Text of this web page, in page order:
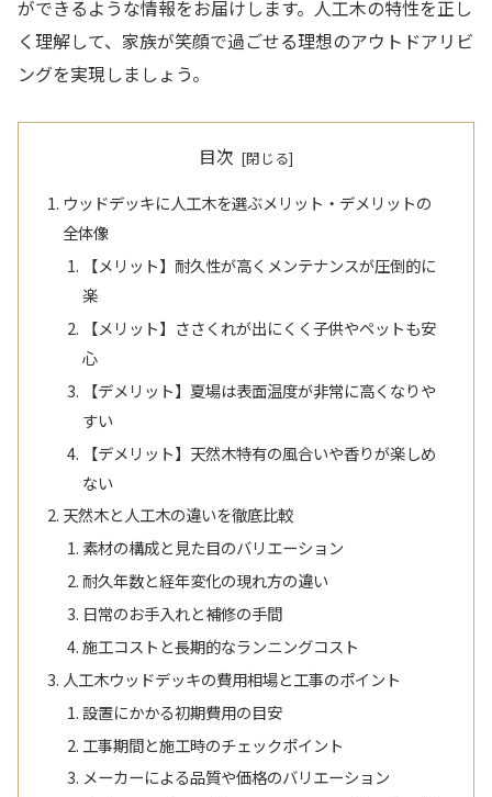
ができるような情報をお届けします。人工木の特性を正し
く理解して、家族が笑顔で過ごせる理想のアウトドアリビ
ングを実現しましょう。
目次
ウッドデッキに人工木を選ぶメリット・デメリットの
全体像
【メリット】耐久性が高くメンテナンスが圧倒的に
楽
【メリット】ささくれが出にくく子供やペットも安
心
【デメリット】夏場は表面温度が非常に高くなりや
すい
【デメリット】天然木特有の風合いや香りが楽しめ
ない
天然木と人工木の違いを徹底比較
素材の構成と見た目のバリエーション
耐久年数と経年変化の現れ方の違い
日常のお手入れと補修の手間
施工コストと長期的なランニングコスト
人工木ウッドデッキの費用相場と工事のポイント
設置にかかる初期費用の目安
工事期間と施工時のチェックポイント
メーカーによる品質や価格のバリエーション